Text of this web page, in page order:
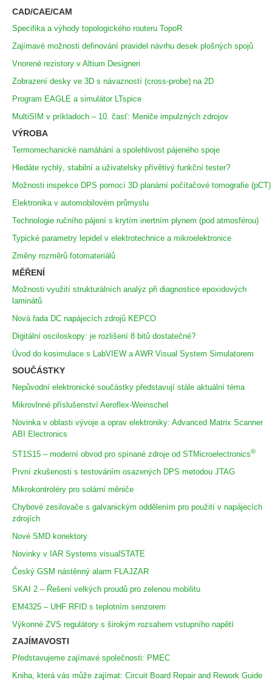
CAD/CAE/CAM
Specifika a výhody topologického routeru TopoR
Zajímavé možnosti definování pravidel návrhu desek plošných spojů
Vnorené rezistory v Altium Designeri
Zobrazení desky ve 3D s návazností (cross-probe) na 2D
Program EAGLE a simulátor LTspice
MultiSIM v príkladoch – 10. časť: Meniče impulzných zdrojov
VÝROBA
Termomechanické namáhání a spolehlivost pájeného spoje
Hledáte rychlý, stabilní a uživatelsky přívětivý funkční tester?
Možnosti inspekce DPS pomocí 3D planární počítačové tomografie (pCT)
Elektronika v automobilovém průmyslu
Technologie ručního pájení s krytím inertním plynem (pod atmosférou)
Typické parametry lepidel v elektrotechnice a mikroelektronice
Změny rozměrů fotomateriálů
MĚŘENÍ
Možnosti využití strukturálních analýz při diagnostice epoxidových
laminátů
Nová řada DC napájecích zdrojů KEPCO
Digitální osciloskopy: je rozlišení 8 bitů dostatečné?
Úvod do kosimulace s LabVIEW a AWR Visual System Simulatorem
SOUČÁSTKY
Nepůvodní elektronické součástky představují stále aktuální téma
Mikrovlnné příslušenství Aeroflex-Weinschel
Novinka v oblasti vývoje a oprav elektroniky: Advanced Matrix Scanner
ABI Electronics
ST1S15 – moderní obvod pro spínané zdroje od STMicroelectronics®
První zkušenosti s testováním osazených DPS metodou JTAG
Mikrokontroléry pro solární měniče
Chybové zesilovače s galvanickým oddělením pro použití v napájecích
zdrojích
Nové SMD konektory
Novinky v IAR Systems visualSTATE
Český GSM nástěnný alarm FLAJZAR
SKAI 2 – Řešení velkých proudů pro zelenou mobilitu
EM4325 – UHF RFID s teplotním senzorem
Výkonné ZVS regulátory s širokým rozsahem vstupního napětí
ZAJÍMAVOSTI
Představujeme zajímavé společnosti: PMEC
Kniha, která vás může zajímat: Circuit Board Repair and Rework Guide